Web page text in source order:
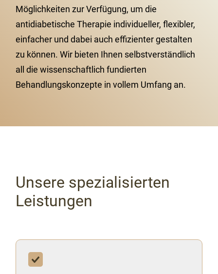
Möglichkeiten zur Verfügung, um die
antidiabetische Therapie individueller, flexibler,
einfacher und dabei auch effizienter gestalten
zu können. Wir bieten Ihnen selbstverständlich
all die wissenschaftlich fundierten
Behandlungskonzepte in vollem Umfang an.
Unsere spezialisierten
Leistungen